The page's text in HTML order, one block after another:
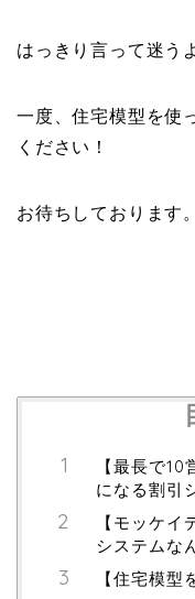
はっきり言って迷う
一度、住宅模型を使
ください！
お待ちしております。
【最長で
になる割引
【モッケ
システムな
【住宅模型